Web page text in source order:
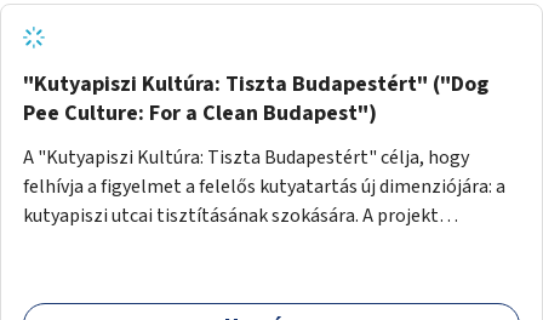
"Kutyapiszi Kultúra: Tiszta Budapestért" ("Dog
Pee Culture: For a Clean Budapest")
A "Kutyapiszi Kultúra: Tiszta Budapestért" célja, hogy
felhívja a figyelmet a felelős kutyatartás új dimenziójára: a
kutyapiszi utcai tisztításának szokására. A projekt
palack vízzel öblítsék le azt, ezzel hozzájárulva a tiszta,